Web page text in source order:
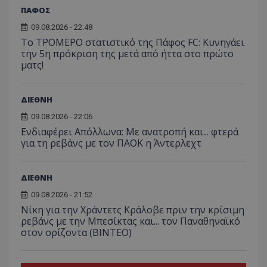
ΠΑΦΟΣ
09.08.2026 - 22:48
Το ΤΡΟΜΕΡΟ στατιστικό της Πάφος FC: Κυνηγάει
την 5η πρόκριση της μετά από ήττα στο πρώτο
ματς!
ΔΙΕΘΝΗ
09.08.2026 - 22:06
Ενδιαφέρει Απόλλωνα: Με ανατροπή και... φτερά
για τη ρεβάνς με τον ΠΑΟΚ η Άντερλεχτ
ΔΙΕΘΝΗ
09.08.2026 - 21:52
Νίκη για την Χράντετς Κράλοβε πριν την κρίσιμη
ρεβάνς με την Μπεσίκτας και... τον Παναθηναϊκό
στον ορίζοντα (ΒΙΝΤΕΟ)